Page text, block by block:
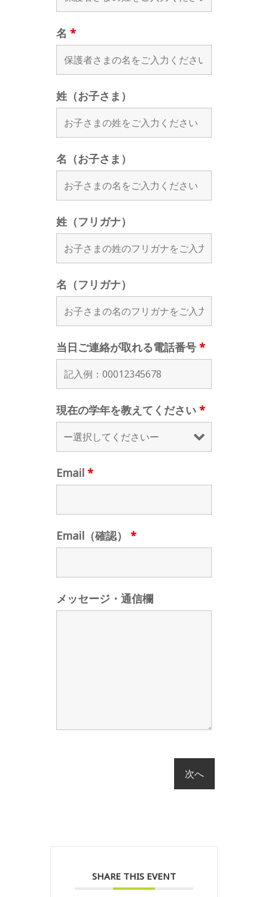
名 *
姓（お子さま）
名（お子さま）
姓（フリガナ）
名（フリガナ）
当日ご連絡が取れる電話番号 *
現在の学年を教えてください *
Email *
Email（確認） *
メッセージ・通信欄
SHARE THIS EVENT